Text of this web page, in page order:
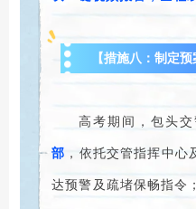
【措施八：制定
高考期间，包头交
部 ，依托交管指挥中
达预警及疏堵保畅指令；